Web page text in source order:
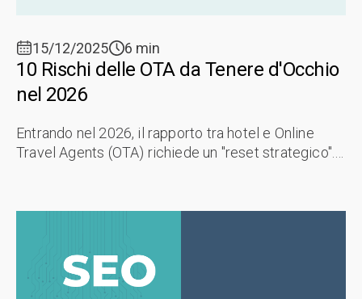
15/12/2025 6 min
10 Rischi delle OTA da Tenere d'Occhio
nel 2026
Entrando nel 2026, il rapporto tra hotel e Online
Travel Agents (OTA) richiede un "reset strategico".